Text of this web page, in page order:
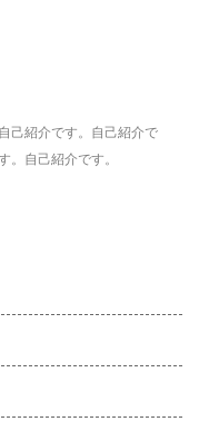
己紹介です。自己紹介で
。自己紹介です。